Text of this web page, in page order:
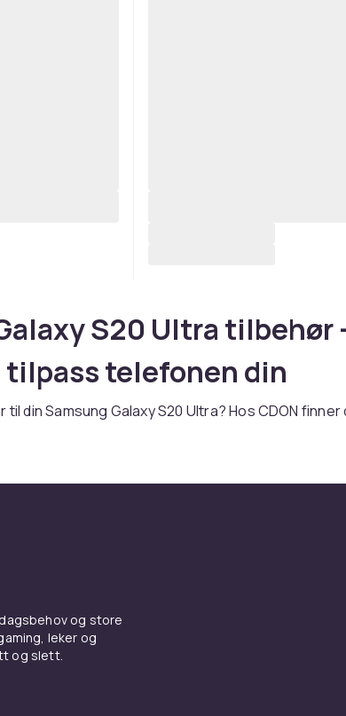
S20 Ultra tilbehør
tilpass telefonen din
din Samsung Galaxy S20 Ultra? Hos CDON finner
mellom tynne silikon-deksel som bevarer
støtdempende modeller for ekstra
tilbehør
og store
leker og
og slett.